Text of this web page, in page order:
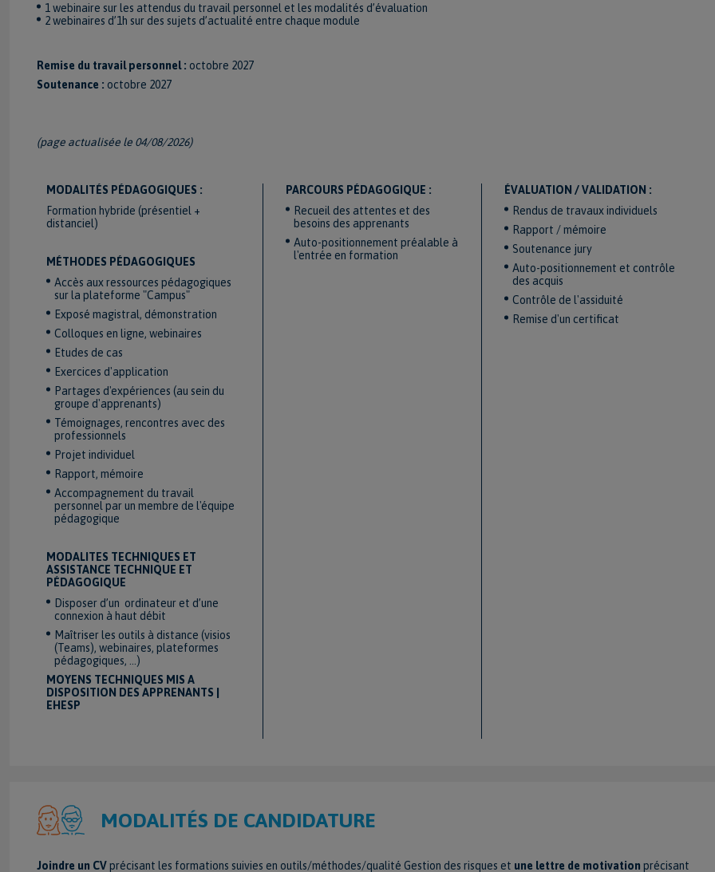
1 webinaire sur les attendus du travail personnel et les modalités d’évaluation
2 webinaires d’1h sur des sujets d’actualité entre chaque module
Remise du travail personnel : octobre 2027
Soutenance : octobre 2027
(page actualisée le 04/08/2026)
MODALITÉS PÉDAGOGIQUES :
Formation hybride (présentiel +
distanciel)
MÉTHODES PÉDAGOGIQUES
Accès aux ressources pédagogiques
sur la plateforme "Campus"
Exposé magistral, démonstration
Colloques en ligne, webinaires
Etudes de cas
Exercices d'application
Partages d'expériences (au sein du
groupe d'apprenants)
Témoignages, rencontres avec des
professionnels
Projet individuel
Rapport, mémoire
Accompagnement du travail
personnel par un membre de l'équipe
pédagogique
MODALITES TECHNIQUES ET
ASSISTANCE TECHNIQUE ET
PÉDAGOGIQUE
Disposer d’un ordinateur et d’une
connexion à haut débit
Maîtriser les outils à distance (visios
(Teams), webinaires, plateformes
pédagogiques, …)
MOYENS TECHNIQUES MIS A
DISPOSITION DES APPRENANTS |
EHESP
PARCOURS PÉDAGOGIQUE :
Recueil des attentes et des
besoins des apprenants
Auto-positionnement préalable à
l'entrée en formation
ÉVALUATION / VALIDATION :
Rendus de travaux individuels
Rapport / mémoire
Soutenance jury
Auto-positionnement et contrôle
des acquis
Contrôle de l'assiduité
Remise d'un certificat
MODALITÉS DE CANDIDATURE
Joindre un CVprécisant les formations suivies en outils/méthodes/qualité Gestion des risques et une lettre de motivation précisant